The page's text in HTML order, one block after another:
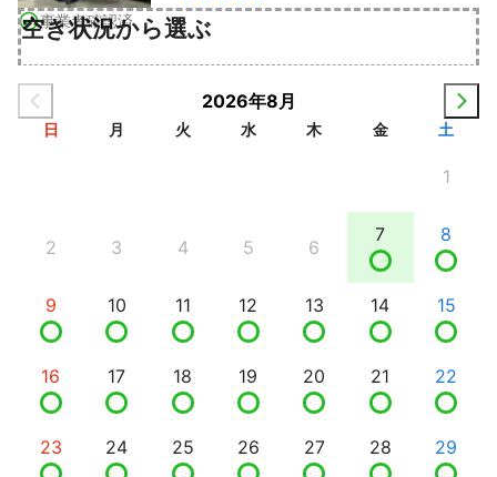
事業者確認済
空き状況から選ぶ
2026年8月
日 月 火 水 木 金 土
1
2 3 4 5 6
7 8
9 10 11 12 13 14 15
16 17 18 19 20 21 22
23 24 25 26 27 28 29